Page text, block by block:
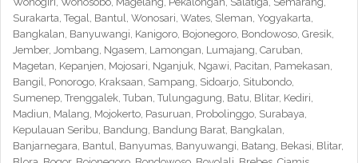
Surakarta, Tegal, Bantul, Wonosari, Wates, Sleman, Yogyakarta,
Bangkalan, Banyuwangi, Kanigoro, Bojonegoro, Bondowoso, Gresik,
Jember, Jombang, Ngasem, Lamongan, Lumajang, Caruban,
Magetan, Kepanjen, Mojosari, Nganjuk, Ngawi, Pacitan, Pamekasan,
Bangil, Ponorogo, Kraksaan, Sampang, Sidoarjo, Situbondo,
Sumenep, Trenggalek, Tuban, Tulungagung, Batu, Blitar, Kediri,
Madiun, Malang, Mojokerto, Pasuruan, Probolinggo, Surabaya,
Kepulauan Seribu, Bandung, Bandung Barat, Bangkalan,
Banjarnegara, Bantul, Banyumas, Banyuwangi, Batang, Bekasi, Blitar,